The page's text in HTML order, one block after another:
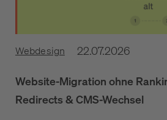
Webdesign 22.07.2026
Website-Migration ohne
Redirects & CMS-Wechsel